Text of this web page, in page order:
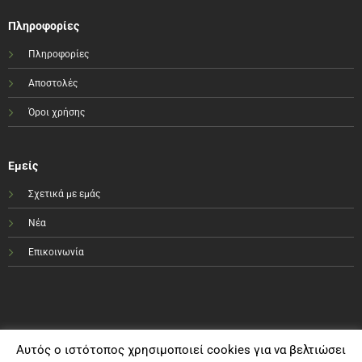
Πληροφορίες
Πληροφορίες
Αποστολές
Όροι χρήσης
Εμείς
Σχετικά με εμάς
Νέα
Επικοινωνία
Αυτός ο ιστότοπος χρησιμοποιεί cookies για να βελτιώσει